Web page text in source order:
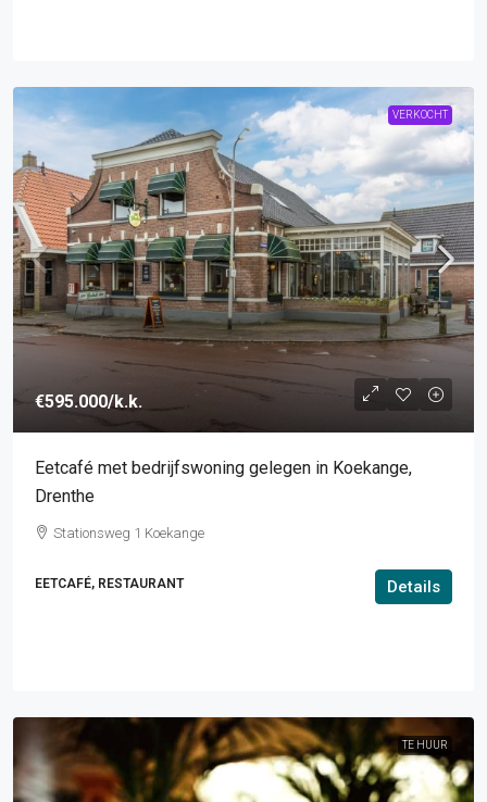
VERKOCHT
€595.000/k.k.
Eetcafé met bedrijfswoning gelegen in Koekange,
Drenthe
Stationsweg 1 Koekange
EETCAFÉ, RESTAURANT Details
TE HUUR